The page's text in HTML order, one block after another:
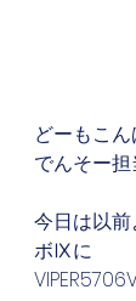
どーもこん
でんそー担
今日は以
ボⅨに